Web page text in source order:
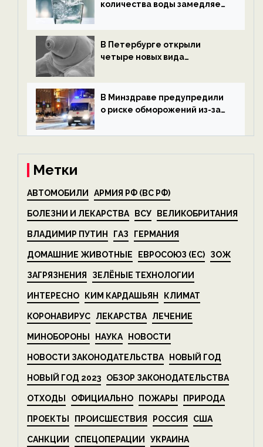
количества воды замедляет
В Петербурге открыли
четыре новых вида
экологии на ECOportal
В Минздраве предупредили
о риске обморожений из-за
на ECOportal
Метки
АВТОМОБИЛИ АРМИЯ РФ (ВС РФ)
БОЛЕЗНИ И ЛЕКАРСТВА ВСУ ВЕЛИКОБРИТАНИЯ
ВЛАДИМИР ПУТИН ГАЗ ГЕРМАНИЯ
ДОМАШНИЕ ЖИВОТНЫЕ ЕВРОСОЮЗ (ЕС) ЗОЖ
ЗАГРЯЗНЕНИЯ ЗЕЛЁНЫЕ ТЕХНОЛОГИИ
ИНТЕРЕСНО КИМ КАРДАШЬЯН КЛИМАТ
КОРОНАВИРУС ЛЕКАРСТВА ЛЕЧЕНИЕ
МИНОБОРОНЫ НАУКА НОВОСТИ
НОВОСТИ ЗАКОНОДАТЕЛЬСТВА НОВЫЙ ГОД
НОВЫЙ ГОД 2023 ОБЗОР ЗАКОНОДАТЕЛЬСТВА
ОТХОДЫ ОФИЦИАЛЬНО ПОЖАРЫ ПРИРОДА
ПРОЕКТЫ ПРОИСШЕСТВИЯ РОССИЯ США
САНКЦИИ СПЕЦОПЕРАЦИИ УКРАИНА